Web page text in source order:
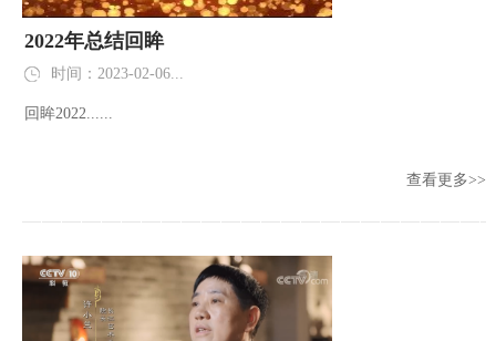
2022年总结回眸
时间：2023-02-06...
回眸2022......
查看更多>>